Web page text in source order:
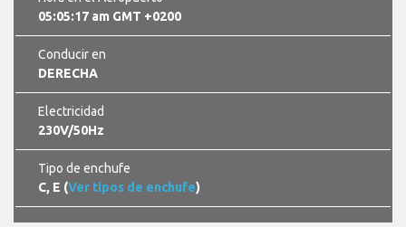
05:05:18 am GMT +0200
Conducir en
DERECHA
Electricidad
230V/50Hz
Tipo de enchufe
C, E (Ver tipos de enchufe)